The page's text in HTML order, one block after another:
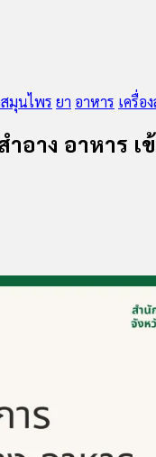
มุนไพร ยา อาหาร เครื่อ
อาง อาหาร เ